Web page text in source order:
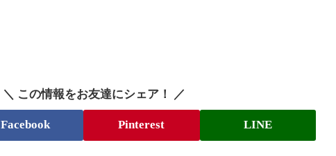
＼ この情報をお友達にシェア！ ／
Facebook Pinterest LINE